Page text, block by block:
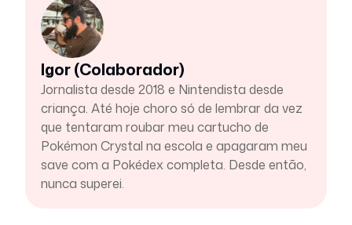
Igor (Colaborador)
Jornalista desde 2018 e Nintendista desde
criança. Até hoje choro só de lembrar da vez
que tentaram roubar meu cartucho de
Pokémon Crystal na escola e apagaram meu
save com a Pokédex completa. Desde então,
nunca superei.